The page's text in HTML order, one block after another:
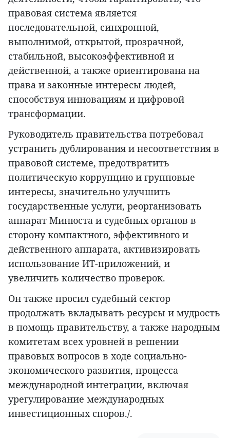
правовая система является
последовательной, синхронной,
выполнимой, открытой, прозрачной,
стабильной, высокоэффективной и
действенной, а также ориентирована на
права и законные интересы людей,
способствуя инновациям и цифровой
трансформации.
Руководитель правительства потребовал
устранить дублирования и несоответствия в
правовой системе, предотвратить
политическую коррупцию и групповые
интересы, значительно улучшить
государственные услуги, реорганизовать
аппарат Минюста и судебных органов в
сторону компактного, эффективного и
действенного аппарата, активизировать
использование ИТ-приложений, и
увеличить количество проверок.
Он также просил судебный сектор
продолжать вкладывать ресурсы и мудрость
в помощь правительству, а также народным
комитетам всех уровней в решении
правовых вопросов в ходе социально-
экономического развития, процесса
международной интеграции, включая
урегулирование международных
инвестиционных споров./.